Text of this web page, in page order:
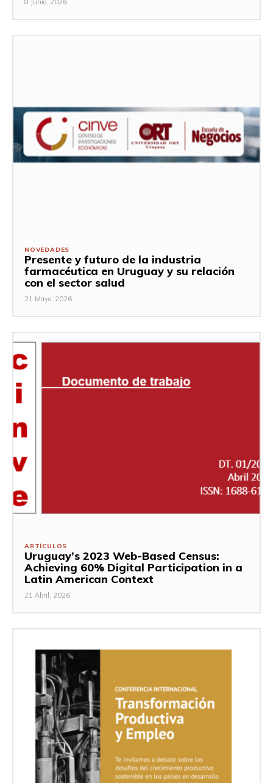
8 Junio, 2026
NOVEDADES
Presente y futuro de la industria
farmacéutica en Uruguay y su relación
con el sector salud
21 Mayo, 2026
ARTÍCULOS
Uruguay’s 2023 Web-Based Census:
Achieving 60% Digital Participation in a
Latin American Context
21 Abril, 2026